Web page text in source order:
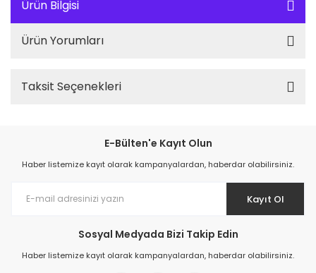
Ürün Bilgisi
Ürün Yorumları
Taksit Seçenekleri
E-Bülten'e Kayıt Olun
Haber listemize kayıt olarak kampanyalardan, haberdar olabilirsiniz.
Kayıt Ol
Sosyal Medyada Bizi Takip Edin
Haber listemize kayıt olarak kampanyalardan, haberdar olabilirsiniz.